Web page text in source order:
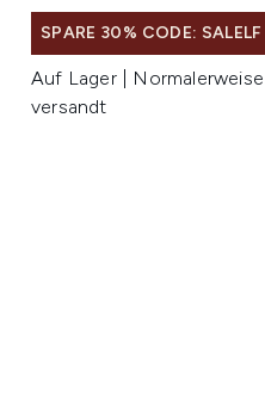
SPARE 30% CODE: SALELF
Auf Lager |
versandt